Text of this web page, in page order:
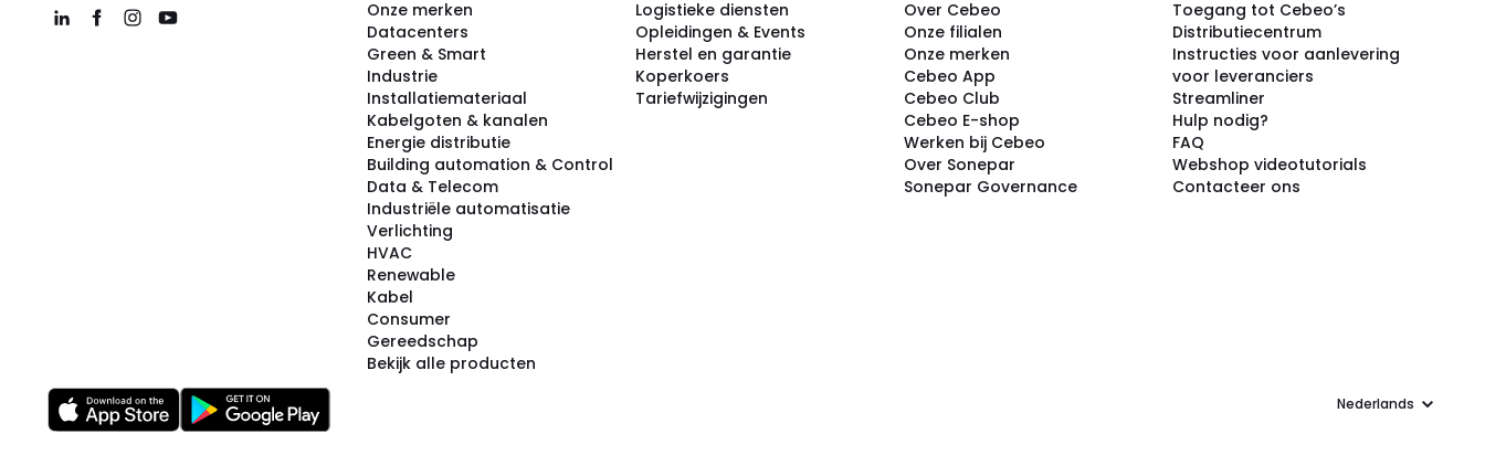
Onze merken
Datacenters
Green & Smart
Industrie
Installatiemateriaal
Kabelgoten & kanalen
Energie distributie
Building automation & Control
Data & Telecom
Industriële automatisatie
Verlichting
HVAC
Renewable
Kabel
Consumer
Gereedschap
Bekijk alle producten
Logistieke diensten
Opleidingen & Events
Herstel en garantie
Koperkoers
Tariefwijzigingen
Over Cebeo
Onze filialen
Onze merken
Cebeo App
Cebeo Club
Cebeo E-shop
Werken bij Cebeo
Over Sonepar
Sonepar Governance
Toegang tot Cebeo’s
Distributiecentrum
Instructies voor aanlevering
voor leveranciers
Streamliner
Hulp nodig?
FAQ
Webshop videotutorials
Contacteer ons
Taal